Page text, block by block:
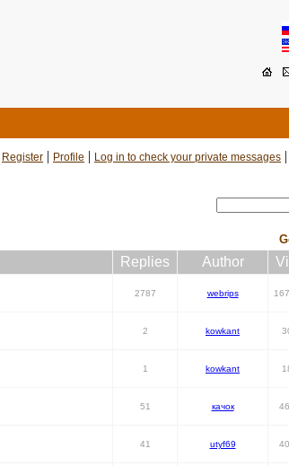
Register | Profile | Log in to check your private messages |
Replies Author
2787 webrips
2 kowkant
1 kowkant
51 качок
41 utyf69